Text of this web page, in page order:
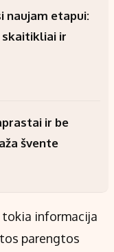
naujam etapui:
skaitikliai ir
ir be
švente
informacija
parengtos